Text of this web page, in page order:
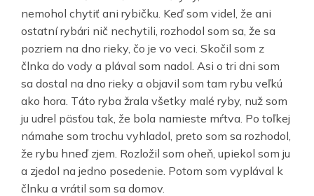
nemohol chytiť ani rybičku. Keď som videl, že ani
ostatní rybári nič nechytili, rozhodol som sa, že sa
pozriem na dno rieky, čo je vo veci. Skočil som z
člnka do vody a plával som nadol. Asi o tri dni som
sa dostal na dno rieky a objavil som tam rybu veľkú
ako hora. Táto ryba žrala všetky malé ryby, nuž som
ju udrel päsťou tak, že bola namieste mŕtva. Po toľkej
námahe som trochu vyhladol, preto som sa rozhodol,
že rybu hneď zjem. Rozložil som oheň, upiekol som ju
a zjedol na jedno posedenie. Potom som vyplával k
člnku a vrátil som sa domov.